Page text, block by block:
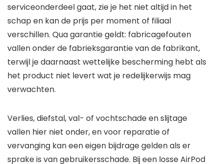
serviceonderdeel gaat, zie je het niet altijd in het
schap en kan de prijs per moment of filiaal
verschillen. Qua garantie geldt: fabricagefouten
vallen onder de fabrieksgarantie van de fabrikant,
terwijl je daarnaast wettelijke bescherming hebt als
het product niet levert wat je redelijkerwijs mag
verwachten.
Verlies, diefstal, val- of vochtschade en slijtage
vallen hier niet onder, en voor reparatie of
vervanging kan een eigen bijdrage gelden als er
sprake is van gebruikersschade. Bij een losse AirPod